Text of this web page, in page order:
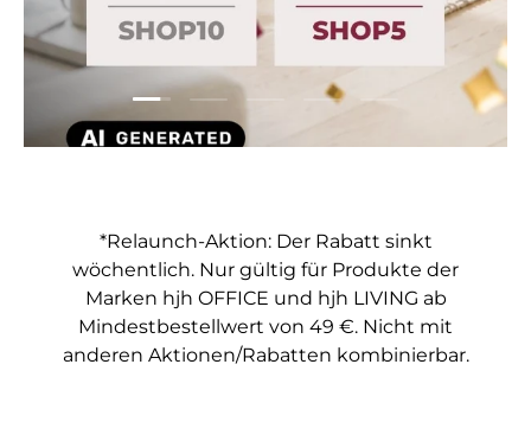
Folie laden 1 von 5
Folie laden 2 von 5
Folie laden 3 von 5
Folie laden 4 von 5
Folie laden 5
*Relaunch-Aktion: Der Rabatt sinkt
wöchentlich. Nur gültig für Produkte der
Marken hjh OFFICE und hjh LIVING ab
Mindestbestellwert von 49 €. Nicht mit
anderen Aktionen/Rabatten kombinierbar.